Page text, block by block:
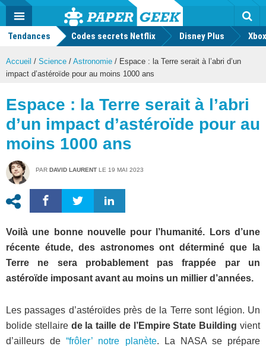
Actu
geek
MENU
Tendances Codes secrets Netflix Disney Plus
Accueil / Science / Astronomie / Espace : la Terre serait à l’abri d’un
impact d’astéroïde pour au moins 1000 ans
Espace : la Terre serait à l’abri
d’un impact d’astéroïde pour au
moins 1000 ans
PAR DAVID LAURENT LE 19 MAI 2023
Voilà une bonne nouvelle pour l’humanité. Lors d’une
récente étude, des astronomes ont déterminé que la
Terre ne sera probablement pas frappée par un
astéroïde imposant avant au moins un millier d’années.
Les passages d’astéroïdes près de la Terre sont légion. Un
bolide stellaire de la taille de l’Empire State Building vient
d’ailleurs de “frôler’ notre planète. La NASA se prépare
Mode
FacebookTwitter Youtube